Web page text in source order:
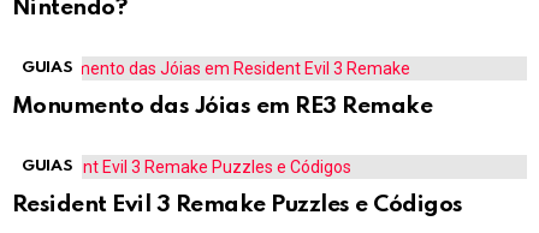
Nintendo?
GUIAS
Monumento das Jóias em RE3 Remake
GUIAS
Resident Evil 3 Remake Puzzles e Códigos